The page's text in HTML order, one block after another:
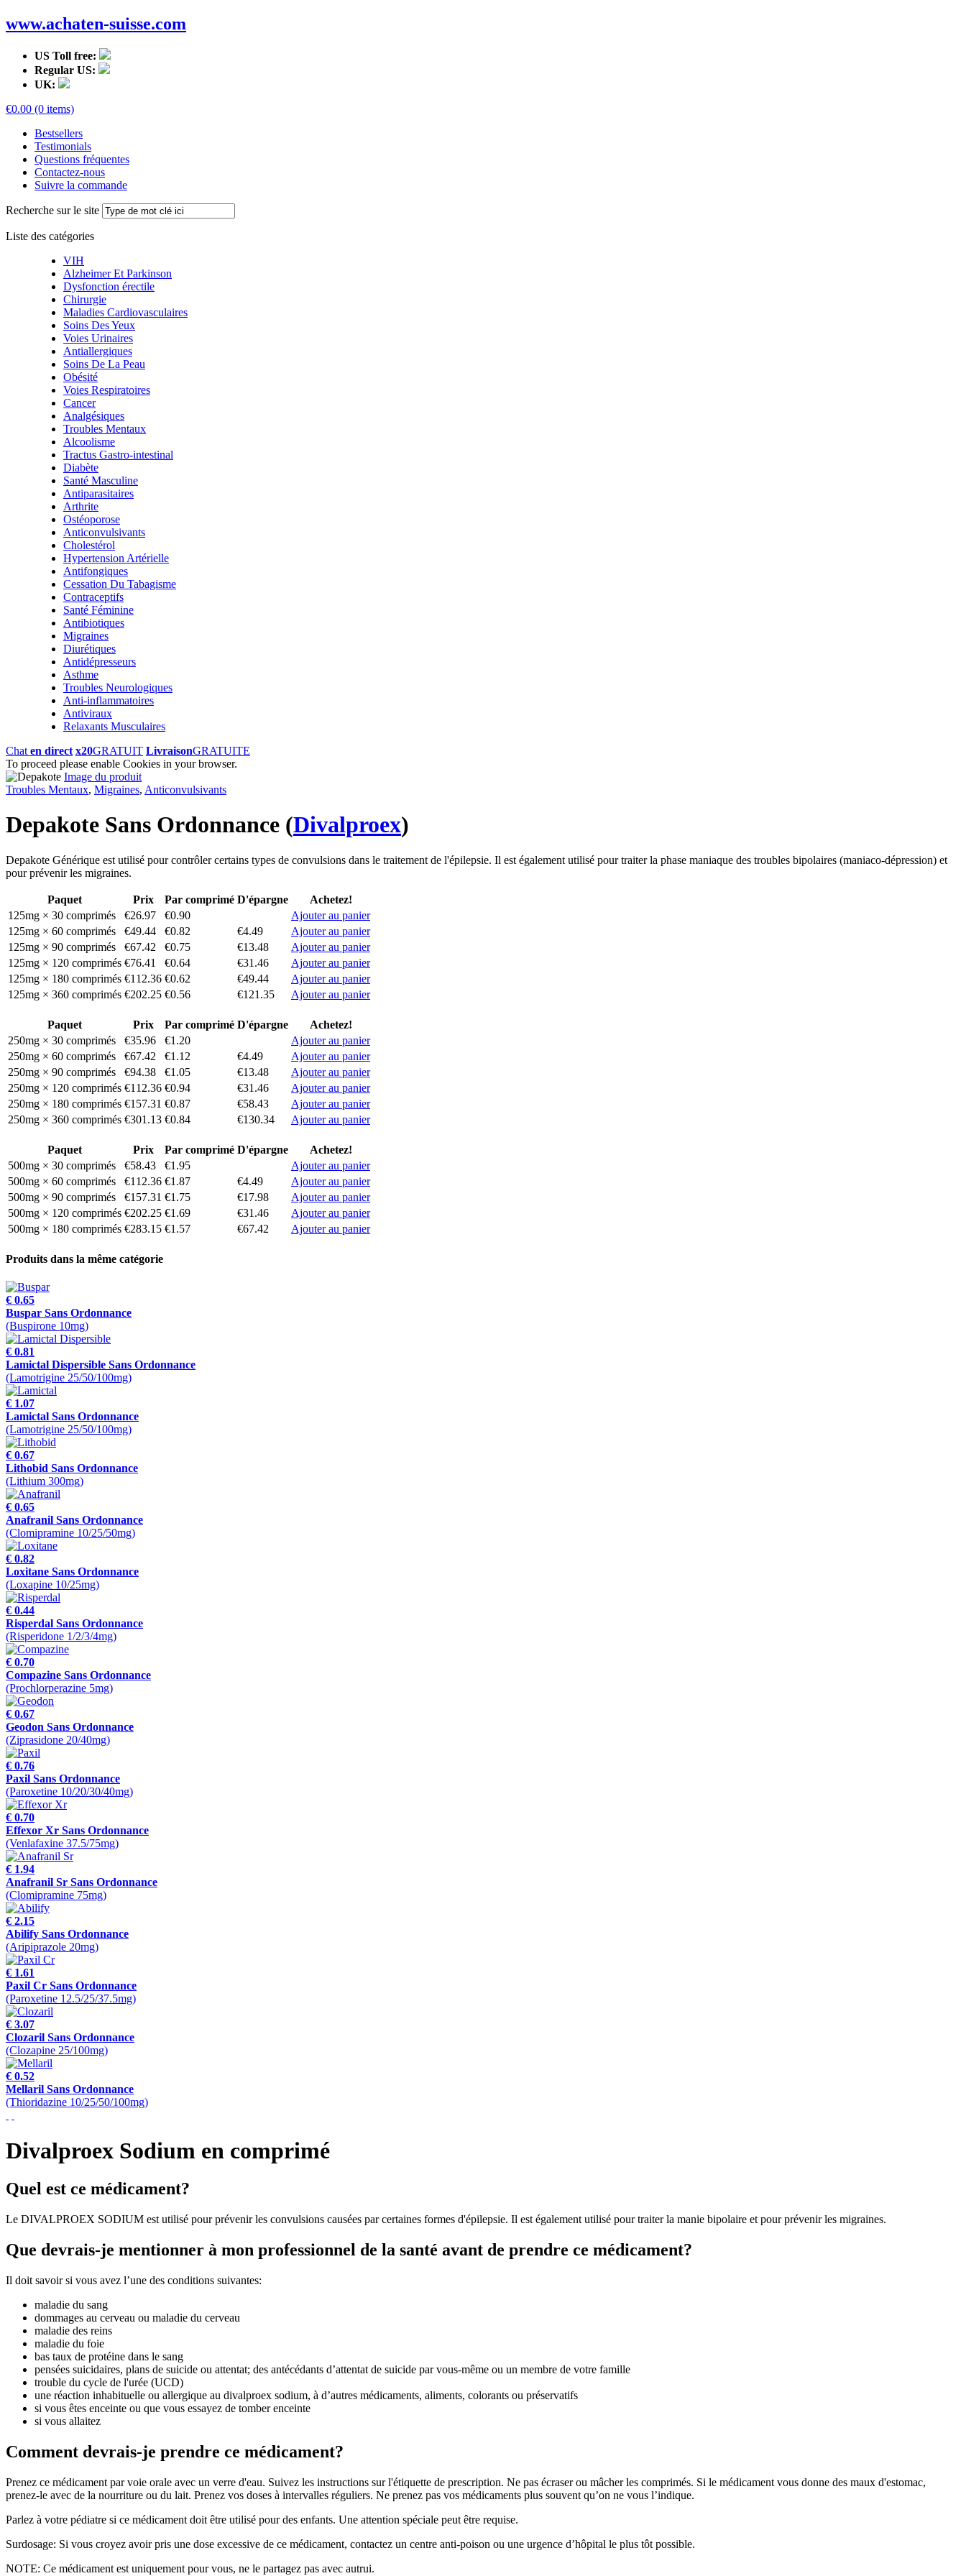
www.achaten-suisse.com
US Toll free:
Regular US:
UK:
€0.00 (0 items)
Bestsellers
Testimonials
Questions fréquentes
Contactez-nous
Suivre la commande
Recherche sur le site
Liste des catégories
VIH
Alzheimer Et Parkinson
Dysfonction érectile
Chirurgie
Maladies Cardiovasculaires
Soins Des Yeux
Voies Urinaires
Antiallergiques
Soins De La Peau
Obésité
Voies Respiratoires
Cancer
Analgésiques
Troubles Mentaux
Alcoolisme
Tractus Gastro-intestinal
Diabète
Santé Masculine
Antiparasitaires
Arthrite
Ostéoporose
Anticonvulsivants
Cholestérol
Hypertension Artérielle
Antifongiques
Cessation Du Tabagisme
Contraceptifs
Santé Féminine
Antibiotiques
Migraines
Diurétiques
Antidépresseurs
Asthme
Troubles Neurologiques
Anti-inflammatoires
Antiviraux
Relaxants Musculaires
Chat en direct x20GRATUIT LivraisonGRATUITE
To proceed please enable Cookies in your browser.
Image du produit
Troubles Mentaux, Migraines, Anticonvulsivants
Depakote Sans Ordonnance (Divalproex)
Depakote Générique est utilisé pour contrôler certains types de convulsions dans le traitement de l'épilepsie. Il est également utilisé pour traiter la phase maniaque des troubles bipolaires (maniaco-dépression) et
pour prévenir les migraines.
Paquet Prix Par comprimé D'épargne
Achetez!
125mg × 30 comprimés
€26.97 €0.90
Ajouter au panier
125mg × 60 comprimés
€49.44 €0.82 €4.49
Ajouter au panier
125mg × 90 comprimés
€67.42 €0.75 €13.48
Ajouter au panier
125mg × 120 comprimés €76.41 €0.64 €31.46
Ajouter au panier
125mg × 180 comprimés €112.36 €0.62 €49.44
Ajouter au panier
125mg × 360 comprimés €202.25 €0.56 €121.35 Ajouter au panier
Paquet Prix Par comprimé D'épargne
Achetez!
250mg × 30 comprimés
€35.96 €1.20
Ajouter au panier
250mg × 60 comprimés
€67.42 €1.12 €4.49
Ajouter au panier
250mg × 90 comprimés
€94.38 €1.05 €13.48
Ajouter au panier
250mg × 120 comprimés €112.36 €0.94 €31.46
Ajouter au panier
250mg × 180 comprimés €157.31 €0.87 €58.43
Ajouter au panier
250mg × 360 comprimés €301.13 €0.84 €130.34 Ajouter au panier
Paquet Prix Par comprimé D'épargne
Achetez!
500mg × 30 comprimés
€58.43 €1.95
Ajouter au panier
500mg × 60 comprimés
€112.36 €1.87 €4.49
Ajouter au panier
500mg × 90 comprimés
€157.31 €1.75 €17.98
Ajouter au panier
500mg × 120 comprimés €202.25 €1.69 €31.46
Ajouter au panier
500mg × 180 comprimés €283.15 €1.57 €67.42 Ajouter au panier
Produits dans la même catégorie
€ 0.65
Buspar Sans Ordonnance
(Buspirone 10mg)
€ 0.81
Lamictal Dispersible Sans Ordonnance
(Lamotrigine 25/50/100mg)
€ 1.07
Lamictal Sans Ordonnance
(Lamotrigine 25/50/100mg)
€ 0.67
Lithobid Sans Ordonnance
(Lithium 300mg)
€ 0.65
Anafranil Sans Ordonnance
(Clomipramine 10/25/50mg)
€ 0.82
Loxitane Sans Ordonnance
(Loxapine 10/25mg)
€ 0.44
Risperdal Sans Ordonnance
(Risperidone 1/2/3/4mg)
€ 0.70
Compazine Sans Ordonnance
(Prochlorperazine 5mg)
€ 0.67
Geodon Sans Ordonnance
(Ziprasidone 20/40mg)
€ 0.76
Paxil Sans Ordonnance
(Paroxetine 10/20/30/40mg)
€ 0.70
Effexor Xr Sans Ordonnance
(Venlafaxine 37.5/75mg)
€ 1.94
Anafranil Sr Sans Ordonnance
(Clomipramine 75mg)
€ 2.15
Abilify Sans Ordonnance
(Aripiprazole 20mg)
€ 1.61
Paxil Cr Sans Ordonnance
(Paroxetine 12.5/25/37.5mg)
€ 3.07
Clozaril Sans Ordonnance
(Clozapine 25/100mg)
€ 0.52
Mellaril Sans Ordonnance
(Thioridazine 10/25/50/100mg)
Divalproex Sodium en comprimé
Quel est ce médicament?
Le DIVALPROEX SODIUM est utilisé pour prévenir les convulsions causées par certaines formes d'épilepsie. Il est également utilisé pour traiter la manie bipolaire et pour prévenir les migraines.
Que devrais-je mentionner à mon professionnel de la santé avant de prendre ce médicament?
Il doit savoir si vous avez l’une des conditions suivantes:
maladie du sang
dommages au cerveau ou maladie du cerveau
maladie des reins
maladie du foie
bas taux de protéine dans le sang
pensées suicidaires, plans de suicide ou attentat; des antécédants d’attentat de suicide par vous-même ou un membre de votre famille
trouble du cycle de l'urée (UCD)
une réaction inhabituelle ou allergique au divalproex sodium, à d’autres médicaments, aliments, colorants ou préservatifs
si vous êtes enceinte ou que vous essayez de tomber enceinte
si vous allaitez
Comment devrais-je prendre ce médicament?
Prenez ce médicament par voie orale avec un verre d'eau. Suivez les instructions sur l'étiquette de prescription. Ne pas écraser ou mâcher les comprimés. Si le médicament vous donne des maux d'estomac,
prenez-le avec de la nourriture ou du lait. Prenez vos doses à intervalles réguliers. Ne prenez pas vos médicaments plus souvent qu’on ne vous l’indique.
Parlez à votre pédiatre si ce médicament doit être utilisé pour des enfants. Une attention spéciale peut être requise.
Surdosage: Si vous croyez avoir pris une dose excessive de ce médicament, contactez un centre anti-poison ou une urgence d’hôpital le plus tôt possible.
NOTE: Ce médicament est uniquement pour vous, ne le partagez pas avec autrui.